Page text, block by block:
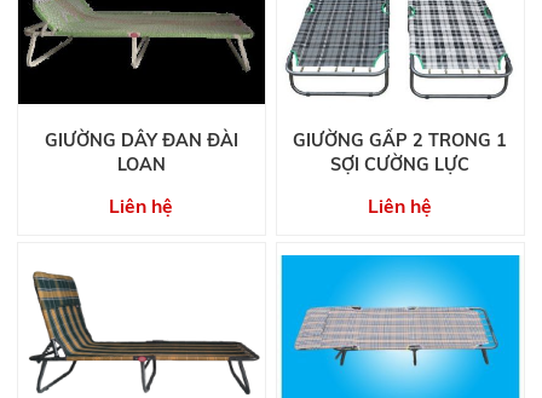
GIƯỜNG DÂY ĐAN ĐÀI
LOAN
Liên hệ
GIƯỜNG GẤP 2 TRONG 1
SỢI CƯỜNG LỰC
Liên hệ